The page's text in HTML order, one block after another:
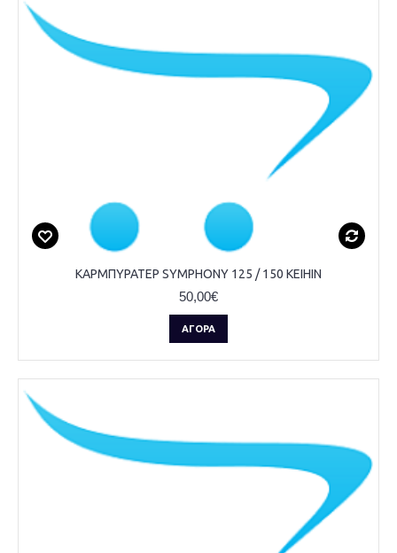
ΚΑΡΜΠΥΡΑΤΕΡ SYMPHONY 125 / 150 KEIHIN
50,00€
ΑΓΟΡΆ